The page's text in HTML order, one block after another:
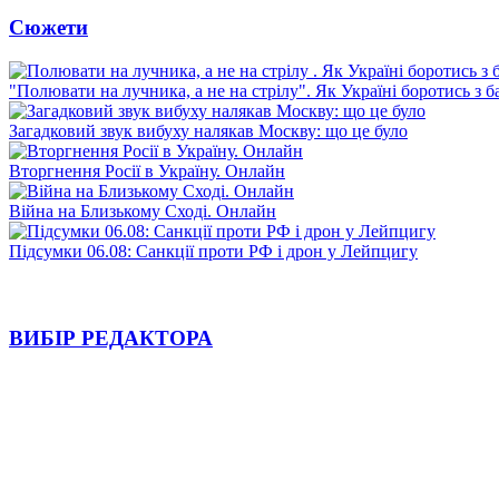
Сюжети
"Полювати на лучника, а не на стрілу". Як Україні боротись з
Загадковий звук вибуху налякав Москву: що це було
Вторгнення Росії в Україну. Онлайн
Війна на Близькому Сході. Онлайн
Підсумки 06.08: Санкції проти РФ і дрон у Лейпцигу
ВИБІР РЕДАКТОРА